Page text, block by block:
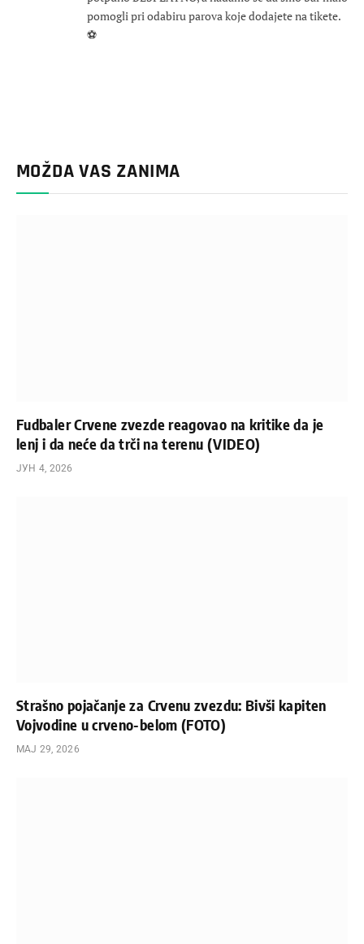
pomogli pri odabiru parova koje dodajete na tikete.
⚽
MOŽDA VAS ZANIMA
Fudbaler Crvene zvezde reagovao na kritike da je
lenj i da neće da trči na terenu (VIDEO)
ЈУН 4, 2026
Strašno pojačanje za Crvenu zvezdu: Bivši kapiten
Vojvodine u crveno-belom (FOTO)
МАЈ 29, 2026